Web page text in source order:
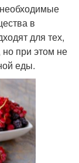
в
для тех,
но при этом не
еды.